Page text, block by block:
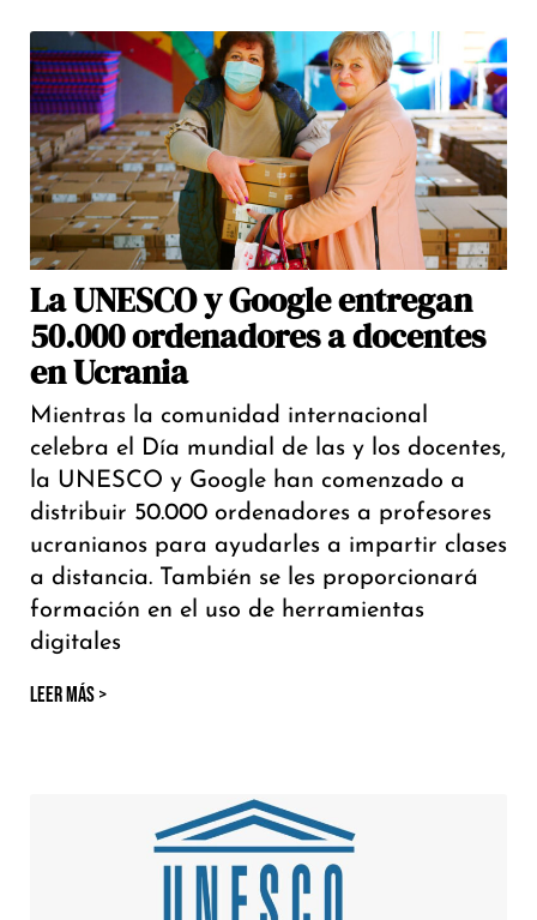
La UNESCO y Google entregan
50.000 ordenadores a docentes
en Ucrania
Mientras la comunidad internacional
celebra el Día mundial de las y los docentes,
la UNESCO y Google han comenzado a
distribuir 50.000 ordenadores a profesores
ucranianos para ayudarles a impartir clases
a distancia. También se les proporcionará
formación en el uso de herramientas
digitales
LEER MÁS >